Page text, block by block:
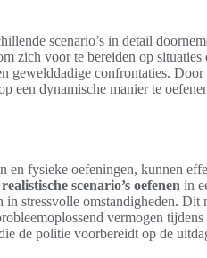
scenario’s in detail
zich voor te bereiden op situaties
gewelddadige confrontaties.
een dynamische manier te
en fysieke oefeningen, kunnen
realistische scenario’s oefenen in
in stressvolle omstandigheden. Dit
vermogen tijdens
de politie voorbereidt op de